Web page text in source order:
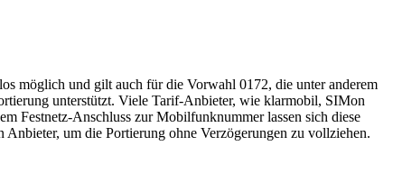
möglich und gilt auch für die Vorwahl 0172, die unter anderem
unterstützt. Viele Tarif-Anbieter, wie klarmobil, SIMon
Festnetz-Anschluss zur Mobilfunknummer lassen sich diese
um die Portierung ohne Verzögerungen zu vollziehen.